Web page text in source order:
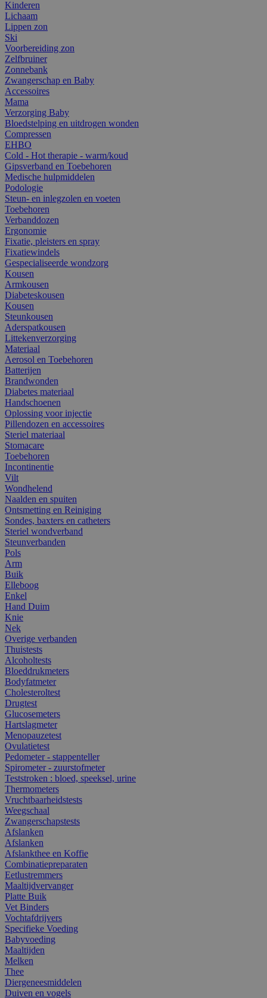
Kinderen
Lichaam
Lippen zon
Ski
Voorbereiding zon
Zelfbruiner
Zonnebank
Zwangerschap en Baby
Accessoires
Mama
Verzorging Baby
Bloedstelping en uitdrogen wonden
Compressen
EHBO
Cold - Hot therapie - warm/koud
Gipsverband en Toebehoren
Medische hulpmiddelen
Podologie
Steun- en inlegzolen en voeten
Toebehoren
Verbanddozen
Ergonomie
Fixatie, pleisters en spray
Fixatiewindels
Gespecialiseerde wondzorg
Kousen
Armkousen
Diabeteskousen
Kousen
Steunkousen
Aderspatkousen
Littekenverzorging
Materiaal
Aerosol en Toebehoren
Batterijen
Brandwonden
Diabetes materiaal
Handschoenen
Oplossing voor injectie
Pillendozen en accessoires
Steriel materiaal
Stomacare
Toebehoren
Incontinentie
Vilt
Wondhelend
Naalden en spuiten
Ontsmetting en Reiniging
Sondes, baxters en catheters
Steriel wondverband
Steunverbanden
Pols
Arm
Buik
Elleboog
Enkel
Hand Duim
Knie
Nek
Overige verbanden
Thuistests
Alcoholtests
Bloeddrukmeters
Bodyfatmeter
Cholesteroltest
Drugtest
Glucosemeters
Hartslagmeter
Menopauzetest
Ovulatietest
Pedometer - stappenteller
Spirometer - zuurstofmeter
Teststroken : bloed, speeksel, urine
Thermometers
Vruchtbaarheidstests
Weegschaal
Zwangerschapstests
Afslanken
Afslanken
Afslankthee en Koffie
Combinatiepreparaten
Eetlustremmers
Maaltijdvervanger
Platte Buik
Vet Binders
Vochtafdrijvers
Specifieke Voeding
Babyvoeding
Maaltijden
Melken
Thee
Diergeneesmiddelen
Duiven en vogels